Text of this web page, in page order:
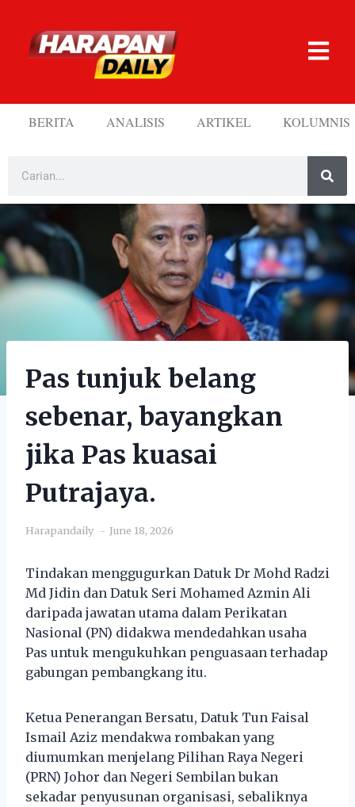
BERITA ANALISIS ARTIKEL KOLUMNIS
Pas tunjuk belang
sebenar, bayangkan
jika Pas kuasai
Putrajaya.
Harapandaily June 18, 2026
Tindakan menggugurkan Datuk Dr Mohd Radzi
Md Jidin dan Datuk Seri Mohamed Azmin Ali
daripada jawatan utama dalam Perikatan
Nasional (PN) didakwa mendedahkan usaha
Pas untuk mengukuhkan penguasaan terhadap
gabungan pembangkang itu.
Ketua Penerangan Bersatu, Datuk Tun Faisal
Ismail Aziz mendakwa rombakan yang
diumumkan menjelang Pilihan Raya Negeri
(PRN) Johor dan Negeri Sembilan bukan
sekadar penyusunan organisasi, sebaliknya